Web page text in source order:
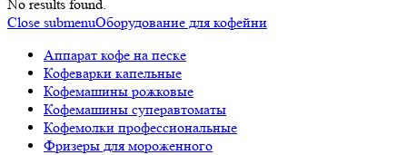
No results found.
Close submenuОборудование для кофейни
Аппарат кофе на песке
Кофеварки капельные
Кофемашины рожковые
Кофемашины суперавтоматы
Кофемолки профессиональные
Фризеры для мороженного